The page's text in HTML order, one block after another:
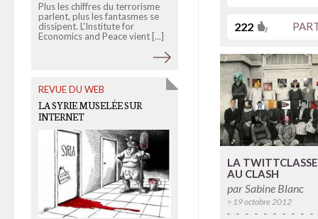
222
LA
AU CLASH
parSabine Blanc
> 19 octobre 2012
Plus les chiffres du terrorisme
parlent, plus les fantasmes se
dissipent. L'Institute for
Economics and Peace vient [...]
REVUE DU WEB
LA SYRIE MUSELÉE SUR
INTERNET
autour de Free Mobile,
quatrième opérateur lancé [...]
OLD LINKS
LARS VON TRIER, PALME
D’OR DE LA TROLL CULTURE